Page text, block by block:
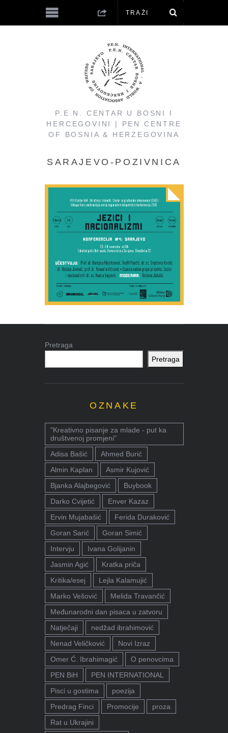
P.E.N. CENTAR U BOSNI I
HERCEGOVINI | PEN CENTRE
OF BOSNIA & HERZEGOVINA
SARAJEVO-POZIVNICA
Pretraga
Pretraga
OZNAKE
"Kreativno pisanje za mlade - put ka
društvenoj promjeni"
Adisa Bašić
Ahmed Burić
Almin Kaplan
Asmir Kujović
Bjanka Alajbegović
Buybook
Darko Cvijetić
Enver Kazaz
Ervin Mujabašić
Ferida Duraković
Goran Sarić
Goran Simić
Intervju
Ivana Golijanin
Jasmin Agić
Kratka priča
Kritika/esej
Lejla Kalamujić
Marko Vešović
Melida Travančić
Međunarodni dan pisaca u zatvoru
Natječaji
nedžad ibrahimović
Nenad Veličković
Novi Izraz
Omer Ć. Ibrahimagić
O penovcima
PEN BiH
PEN INTERNATIONAL
Pisci u gostima
poezija
Predrag Finci
Promocije
proza
Rat u Ukrajini